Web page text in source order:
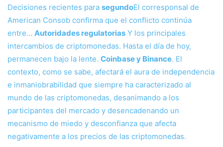
Decisiones recientes para segundoEl corresponsal de
American Consob confirma que el conflicto continúa
entre… Autoridades regulatorias Y los principales
intercambios de criptomonedas. Hasta el día de hoy,
permanecen bajo la lente. Coinbase y Binance. El
contexto, como se sabe, afectará el aura de independencia
e inmaniobrabilidad que siempre ha caracterizado al
mundo de las criptomonedas, desanimando a los
participantes del mercado y desencadenando un
mecanismo de miedo y desconfianza que afecta
negativamente a los precios de las criptomonedas.